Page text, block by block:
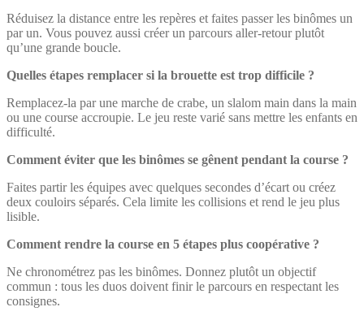
Réduisez la distance entre les repères et faites passer les binômes un
par un. Vous pouvez aussi créer un parcours aller-retour plutôt
qu’une grande boucle.
Quelles étapes remplacer si la brouette est trop difficile ?
Remplacez-la par une marche de crabe, un slalom main dans la main
ou une course accroupie. Le jeu reste varié sans mettre les enfants en
difficulté.
Comment éviter que les binômes se gênent pendant la course ?
Faites partir les équipes avec quelques secondes d’écart ou créez
deux couloirs séparés. Cela limite les collisions et rend le jeu plus
lisible.
Comment rendre la course en 5 étapes plus coopérative ?
Ne chronométrez pas les binômes. Donnez plutôt un objectif
commun : tous les duos doivent finir le parcours en respectant les
consignes.